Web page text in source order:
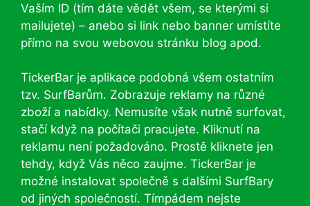
Vaším ID (tím dáte vědět všem, se kterými si
mailujete) – anebo si link nebo banner umístíte
přímo na svou webovou stránku blog apod.
TickerBar je aplikace podobná všem ostatním
tzv. SurfBarům. Zobrazuje reklamy na různé
zboží a nabídky. Nemusíte však nutně surfovat,
stačí když na počítači pracujete. Kliknutí na
reklamu není požadováno. Prostě kliknete jen
tehdy, když Vás něco zaujme. TickerBar je
možné instalovat společně s dalšími SurfBary
od jiných společností. Tímpádem nejste